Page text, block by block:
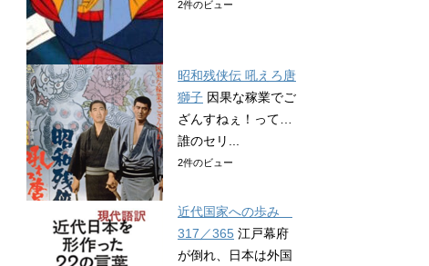
2件のビュー
昭和残侠伝 吼えろ唐
獅子 因果な稼業でご
ざんすねぇ！って…
誰のセリ...
2件のビュー
近代国家への歩み
317／365 江戸幕府
が倒れ、日本は外国